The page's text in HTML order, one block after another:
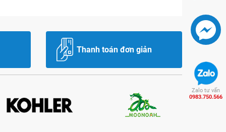
Thanh toán đơn giản
Zalo tư vấn
0983.750.566